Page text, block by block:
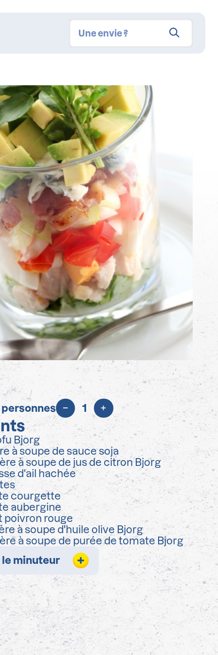
1
Bjorg
à soupe de sauce soja
à soupe de jus de citron Bjorg
d'ail hachée
courgette
aubergine
poivron rouge
à soupe d'huile olive Bjorg
à soupe de purée de tomate Bjorg
minuteur